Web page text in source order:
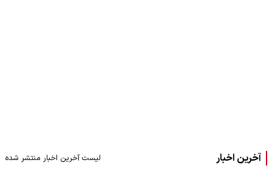
آخرین اخبار لیست آخرین اخبار منتشر شده